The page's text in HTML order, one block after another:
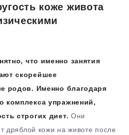
коже живота
что именно занятия
скорейшее
родов. Именно благодаря
комплекса упражнений,
строгих диет. Они
дряблой кожи на животе после